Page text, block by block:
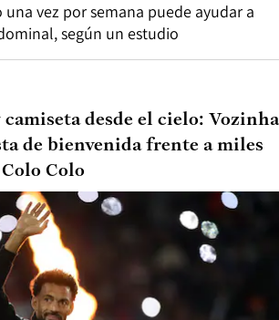
una vez por semana puede ayudar a
según un estudio
desde el cielo: Vozinha
de bienvenida frente a miles
Colo